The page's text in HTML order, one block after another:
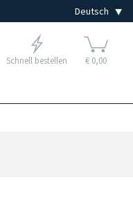
Schnell bestellen € 0,00